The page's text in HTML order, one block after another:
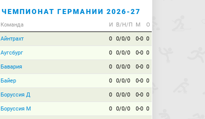
ЧЕМПИОНАТ ГЕРМАНИИ 2026-27
Команда И В/Н/П М О
Айнтрахт 0 0/0/0 0-0 0
Аугсбург 0 0/0/0 0-0 0
Бавария 0 0/0/0 0-0 0
Байер 0 0/0/0 0-0 0
Боруссия Д 0 0/0/0 0-0 0
Боруссия М 0 0/0/0 0-0 0